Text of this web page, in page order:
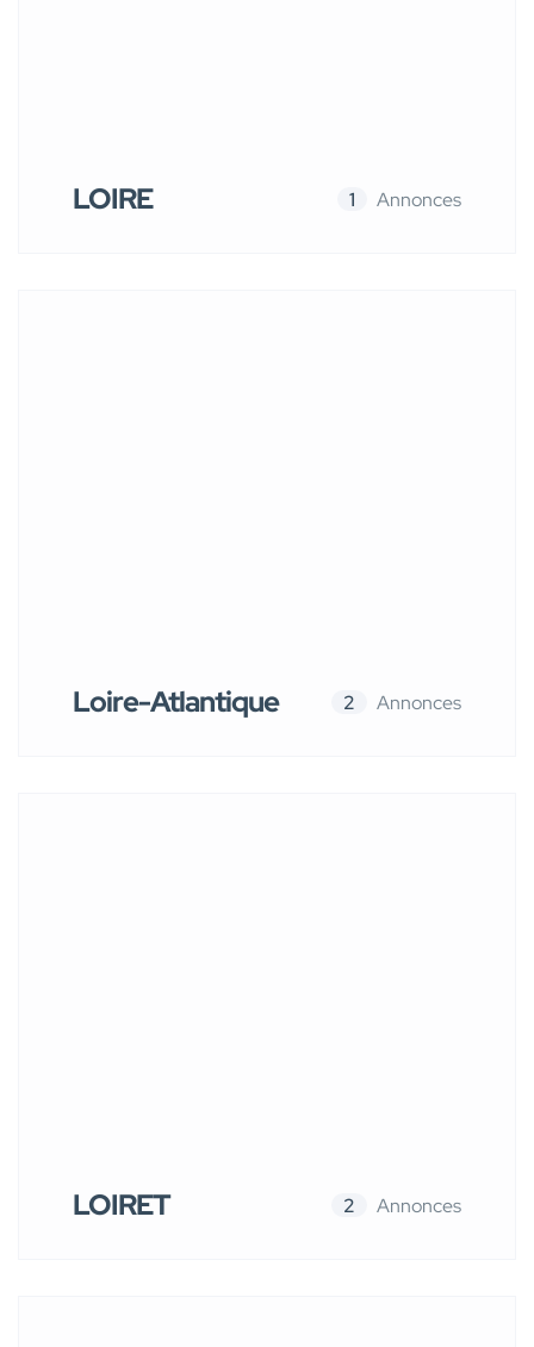
LOIRE 1 Annonces
Loire-Atlantique 2 Annonces
LOIRET 2 Annonces